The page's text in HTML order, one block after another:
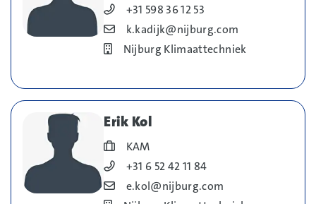
Blog_field_Telefoonnummer
+31 598 36 12 53
Blog_field_E-mail
k.kadijk@nijburg.com
BedrijfNijburg Klimaattechniek
Erik Kol
Blog_field_Functie
KAM
Blog_field_Telefoonnummer
+31 6 52 42 11 84
Blog_field_E-mail
e.kol@nijburg.com